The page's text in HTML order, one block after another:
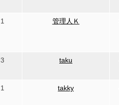
1 管理人Ｋ
3 taku
1 takky